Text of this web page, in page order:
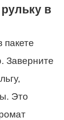
в
пакете
Заверните
Это